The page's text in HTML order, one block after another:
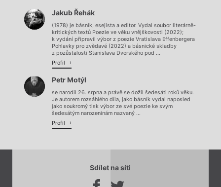
Načítá se.
Načítá se.
Jakub Řehák
(1978) je básník, esejista a editor. Vydal soubor literárně-
kritických textů Poezie ve věku vnějškovosti (2022);
k vydání připravil výbor z poezie Vratislava Effenbergera
Pohlavky pro zvědavé (2022) a básnické skladby
z pozůstalosti Stanislava Dvorského pod ...
Profil
Petr Motýl
se narodil 26. srpna a právě se dožil šedesáti roků věku.
Je autorem rozsáhlého díla, jako básník vydal naposled
jako soukromý tisk výbor ze své poezie ke svým
šedesátým narozeninám nazvaný ...
Profil
Sdílet na síti